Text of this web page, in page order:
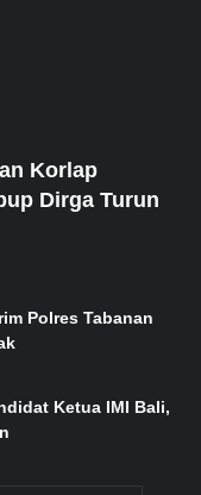
Korlap
Dirga Turun
Polres Tabanan
Ketua IMI Bali,